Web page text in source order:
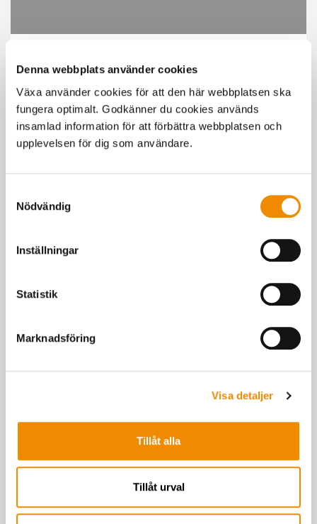
Denna webbplats använder cookies
Växa använder cookies för att den här webbplatsen ska
fungera optimalt. Godkänner du cookies används
insamlad information för att förbättra webbplatsen och
upplevelsen för dig som användare.
Nödvändig
Inställningar
Statistik
Marknadsföring
Visa detaljer
Tillåt alla
Tillåt urval
Senast uppdaterad: 6 juli 2026
Du kanske också är intresserad av